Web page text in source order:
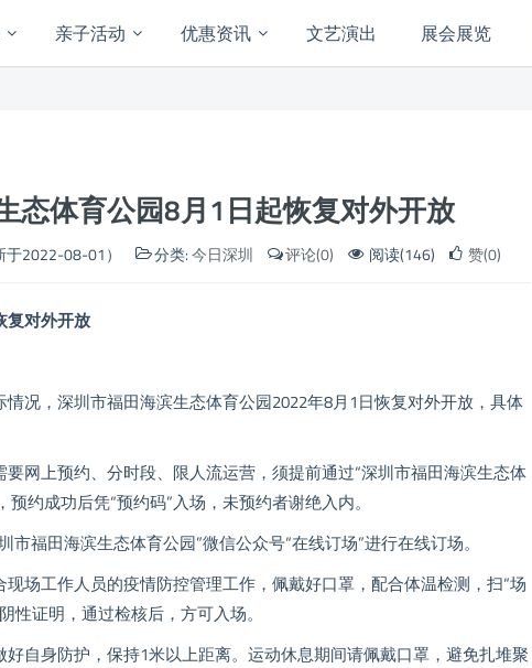
亲子活动 优惠资讯 文艺演出 展会展览
态体育公园8月1日起恢复对外开放
于2022-08-01） 分类:今日深圳 评论(0) 阅读(146) 赞(0)
复对外开放
，深圳市福田海滨生态体育公园2022年8月1日恢复对外开放，具体
上预约、分时段、限人流运营，须提前通过“深圳市福田海滨生态体
约成功后凭“预约码”入场，未预约者谢绝入内。
福田海滨生态体育公园”微信公众号“在线订场”进行在线订场。
工作人员的疫情防控管理工作，佩戴好口罩，配合体温检测，扫“场
性证明，通过检核后，方可入场。
身防护，保持1米以上距离。运动休息期间请佩戴口罩，避免扎堆聚